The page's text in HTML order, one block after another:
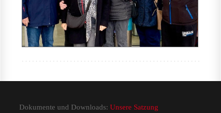
Dokumente und Downloads: Unsere Satzung